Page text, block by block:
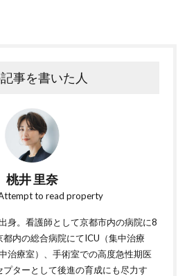
事を書いた人
桃井 里奈
to read property
身。看護師として京都市内の病院に8
内の総合病院にてICU（集中治療
治療室）、手術室での高度急性期医
ターとして後進の育成にも尽力す